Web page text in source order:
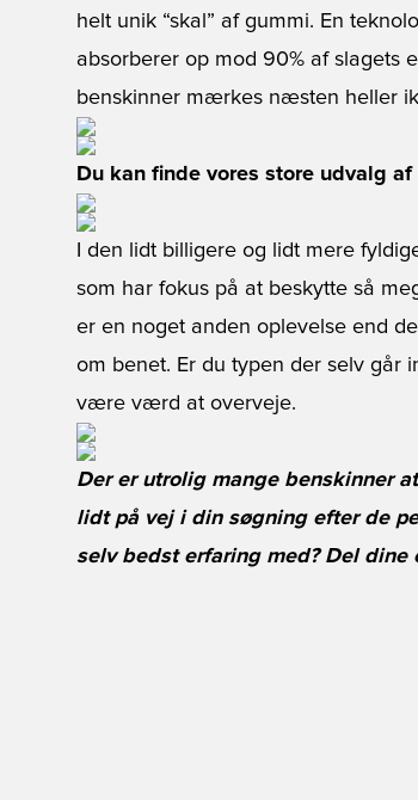
helt unik “skal” af gummi. En
absorberer op mod 90% af slagets
benskinner mærkes næsten heller
Du kan finde vores store udvalg
I den lidt billigere og lidt mere
som har fokus på at beskytte så
er en noget anden oplevelse end
om benet. Er du typen der selv går
være værd at overveje.
Der er utrolig mange benskinner
lidt på vej i din søgning efter de
selv bedst erfaring med? Del dine